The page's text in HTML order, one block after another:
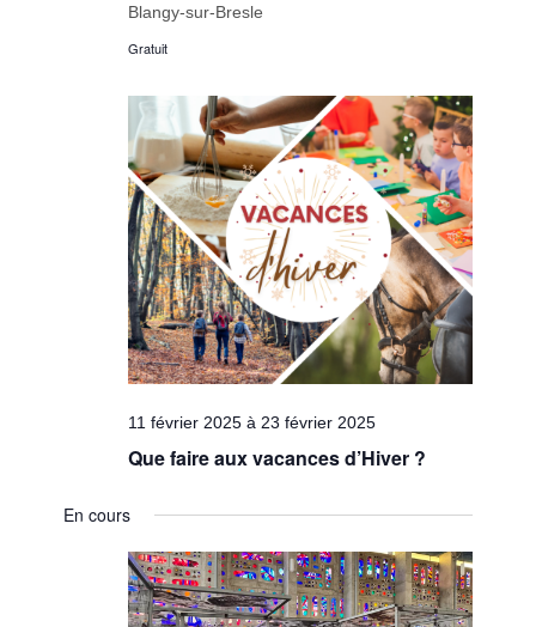
Blangy-sur-Bresle
Gratuit
11 février 2025 à23 février 2025
Que faire aux vacances d’Hiver ?
En cours